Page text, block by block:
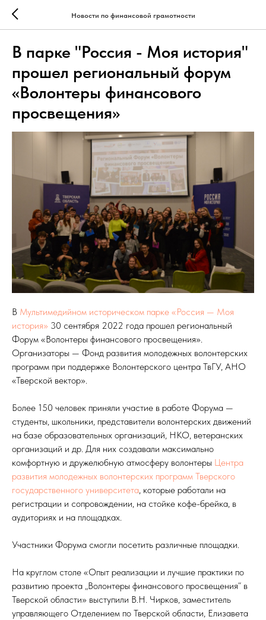
Новости по финансовой грамотности
В парке "Россия - Моя история"
прошел региональный форум
«Волонтеры финансового
просвещения»
В Мультимедийном историческом парке «Россия — Моя
история» 30 сентября 2022 года прошел региональный
Форум «Волонтеры финансового просвещения».
Организаторы — Фонд развития молодежных волонтерских
программ при поддержке Волонтерского центра ТвГУ, АНО
«Тверской вектор».
Более 150 человек приняли участие в работе Форума —
студенты, школьники, представители волонтерских движений
на базе образовательных организаций, НКО, ветеранских
организаций и др. Для них создавали максимально
комфортную и дружелюбную атмосферу волонтеры Центра
развития молодежных волонтерских программ Тверского
государственного университета, которые работали на
регистрации и сопровождении, на стойке кофе-брейка, в
аудиториях и на площадках.
Участники Форума смогли посетить различные площадки.
На круглом столе «Опыт реализации и лучшие практики по
развитию проекта „Волонтеры финансового просвещения“ в
Тверской области» выступили В.Н. Чирков, заместитель
управляющего Отделением по Тверской области, Елизавета